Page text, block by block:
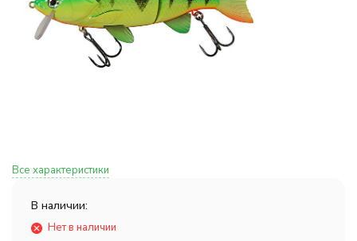
Все характеристики
В наличии:
Нет в наличии